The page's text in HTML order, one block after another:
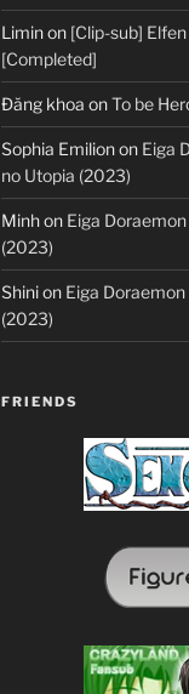
Liminon [Clip-sub]
[Completed]
Đăng khoa onTo be
Sophia Emilionon Eiga
no Utopia (2023)
Minhon Eiga
(2023)
Shinion Eiga
(2023)
FRIENDS